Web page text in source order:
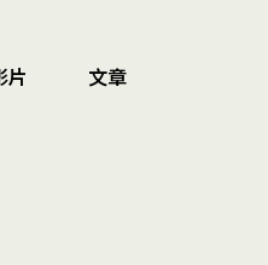
片 文章